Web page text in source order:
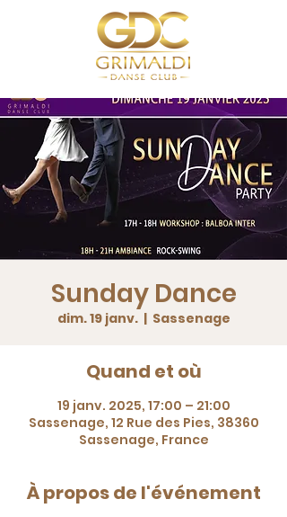
Sunday Dance
dim. 19 janv.
  |
Sassenage
Quand et où
19 janv. 2025, 17:00 – 21:00
Sassenage, 12 Rue des Pies, 38360
Sassenage, France
À propos de l'événement